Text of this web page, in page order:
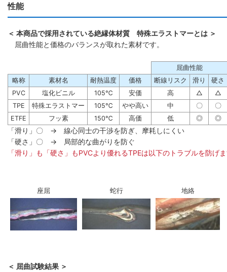
性能
＜ 本商品で採用されている絶縁体材質 特殊エラストマーとは ＞
屈曲性能と価格のバランスが取れた素材です。
屈曲性能
略称
素材名 耐熱温度 価格 断線リスク 滑り
硬さ
PVC
塩化ビニル 105℃ 安価 高 △
△
TPE
特殊エラストマー 105℃ やや高い 中 〇
〇
ETFE
フッ素 150℃ 高価 低 ◎ ◎
「滑り」〇 → 線心同士の干渉を防ぎ、摩耗しにくい
「硬さ」〇 → 局部的な曲がりを防ぐ
「滑り」も「硬さ」もPVCより優れるTPEは以下のトラブルを防げ
座屈 蛇行 地絡
＜ 屈曲試験結果 ＞